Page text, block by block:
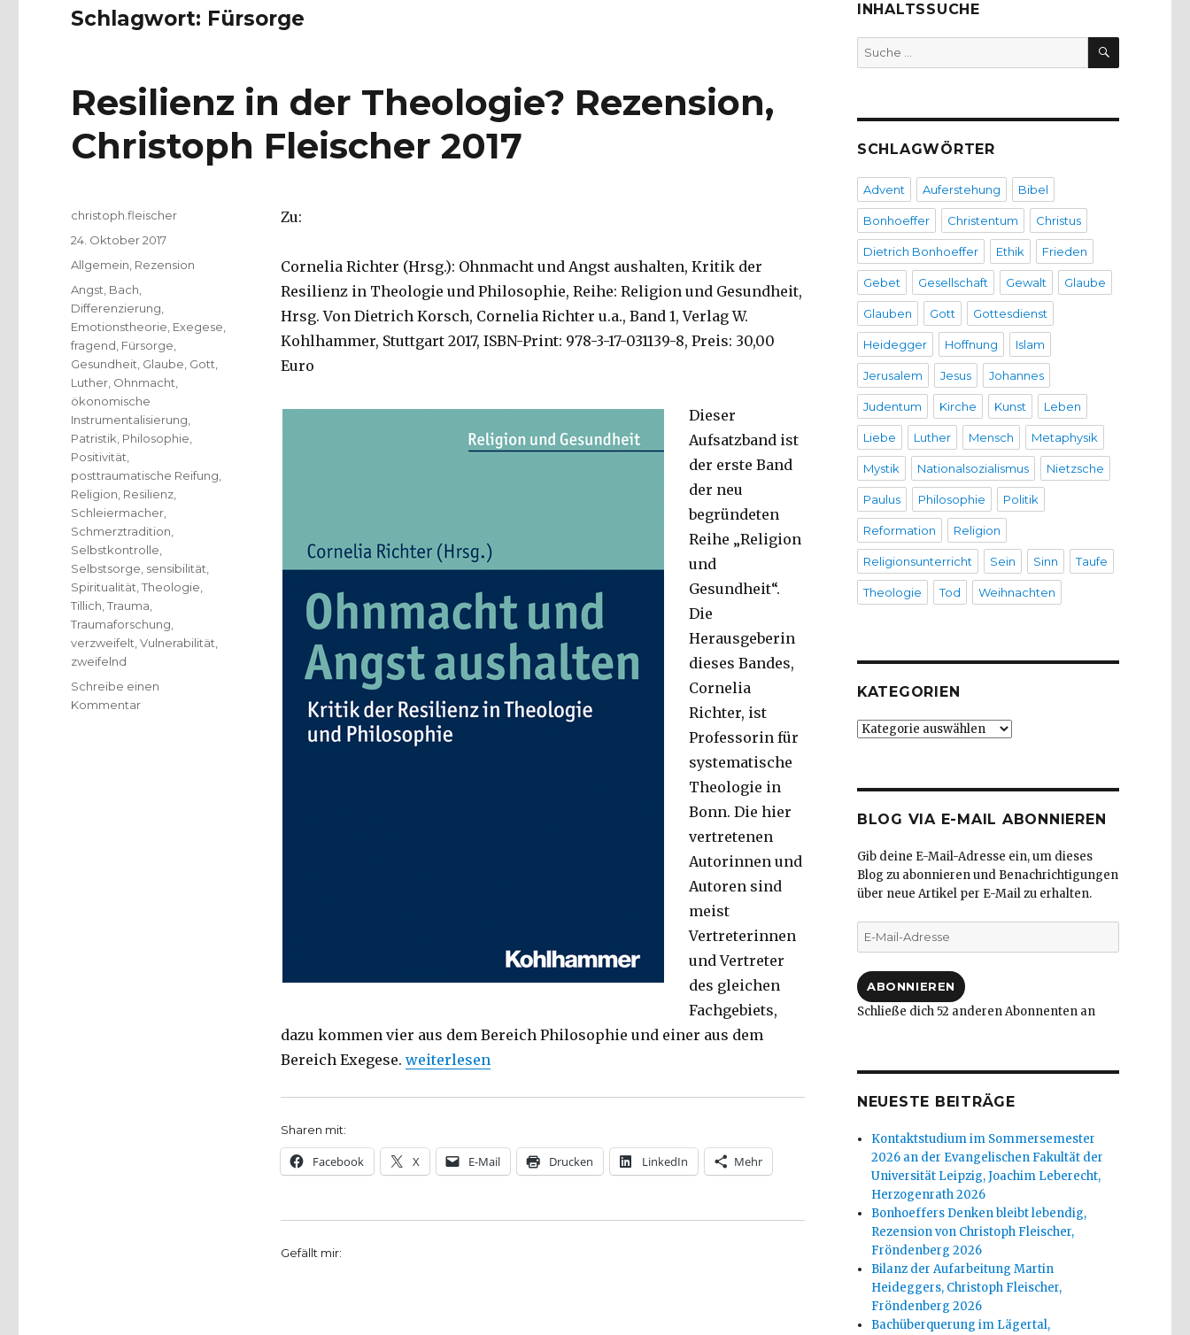
Schlagwort: Fürsorge
Resilienz in der Theologie? Rezension,
Christoph Fleischer 2017
Zu:
Cornelia Richter (Hrsg.): Ohnmacht und Angst aushalten, Kritik der
Resilienz in Theologie und Philosophie, Reihe: Religion und Gesundheit,
Hrsg. Von Dietrich Korsch, Cornelia Richter u.a., Band 1, Verlag W.
Kohlhammer, Stuttgart 2017, ISBN-Print: 978-3-17-031139-8, Preis: 30,00
Euro
Dieser
Aufsatzband ist
der erste Band
der neu
begründeten
Reihe „Religion
und
Gesundheit“.
Die
Herausgeberin
dieses Bandes,
Cornelia
Richter, ist
Professorin für
systematische
Theologie in
Bonn. Die hier
vertretenen
Autorinnen und
Autoren sind
meist
Vertreterinnen
und Vertreter
des gleichen
Fachgebiets,
dazu kommen vier aus dem Bereich Philosophie und einer aus dem
Bereich Exegese. „Resilienz in der Theologie? Rezension, Christoph Fleischer 2017“
weiterlesen
Sharen mit:
Facebook X E-Mail Drucken LinkedIn Mehr
Gefällt mir:
Autor
christoph.fleischer
Veröffentlicht
am
24. Oktober 2017
Kategorien
Allgemein Rezension
Schlagwörter
Angst Bach
Differenzierung
Emotionstheorie Exegese
fragend Fürsorge
Gesundheit Glaube Gott
Luther Ohnmacht
ökonomische
Instrumentalisierung
Patristik Philosophie
Positivität
posttraumatische Reifung
Religion Resilienz
Schleiermacher
Schmerztradition
Selbstkontrolle
Selbstsorge sensibilität
Spiritualität ,Theologie
Tillich ,Trauma
Traumaforschung
verzweifelt ,Vulnerabilität
zweifelnd
Schreibe einen
Kommentarzu
INHALTSSUCHE
Suche
nach:
SUCHEN
SCHLAGWÖRTER
Advent Auferstehung Bibel
Bonhoeffer Christentum Christus
Dietrich Bonhoeffer Ethik Frieden
Gebet Gesellschaft Gewalt Glaube
Glauben Gott Gottesdienst
Heidegger Hoffnung Islam
Jerusalem Jesus Johannes
Judentum Kirche Kunst Leben
Liebe Luther Mensch Metaphysik
Mystik Nationalsozialismus Nietzsche
Paulus Philosophie Politik
Reformation Religion
Religionsunterricht Sein Sinn Taufe
Theologie Tod Weihnachten
KATEGORIEN
Kategorien
BLOG VIA E-MAIL ABONNIEREN
Gib deine E-Mail-Adresse ein, um dieses
Blog zu abonnieren und Benachrichtigungen
über neue Artikel per E-Mail zu erhalten.
E-
Mail-
ABONNIEREN
Schließe dich 52 anderen Abonnenten an
NEUESTE BEITRÄGE
Kontaktstudium im Sommersemester
2026 an der Evangelischen Fakultät der
Universität Leipzig, Joachim Leberecht,
Herzogenrath 2026
Bonhoeffers Denken bleibt lebendig,
Rezension von Christoph Fleischer,
Fröndenberg 2026
Bilanz der Aufarbeitung Martin
Heideggers, Christoph Fleischer,
Fröndenberg 2026
Bachüberquerung im Lägertal,